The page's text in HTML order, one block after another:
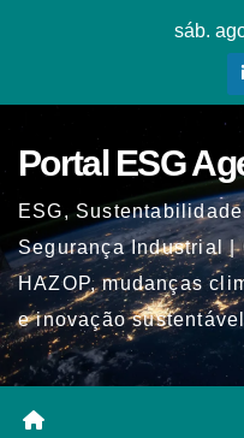
sáb.
Portal ESG
ESG,
Segurança Industrial |
HAZOP, mudanças
e inovação